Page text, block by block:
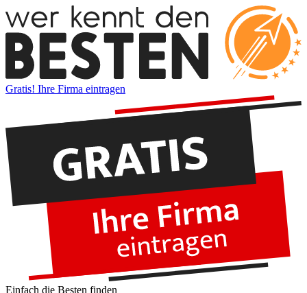
Gratis! Ihre Firma eintragen
Einfach die Besten finden